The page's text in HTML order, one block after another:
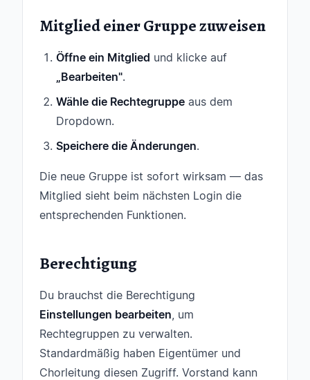
Mitglied einer Gruppe zuweisen
Öffne ein Mitglied und klicke auf
„Bearbeiten".
Wähle die Rechtegruppe aus dem
Dropdown.
Speichere die Änderungen.
Die neue Gruppe ist sofort wirksam — das
Mitglied sieht beim nächsten Login die
entsprechenden Funktionen.
Berechtigung
Du brauchst die Berechtigung
Einstellungen bearbeiten, um
Rechtegruppen zu verwalten.
Standardmäßig haben Eigentümer und
Chorleitung diesen Zugriff. Vorstand kann